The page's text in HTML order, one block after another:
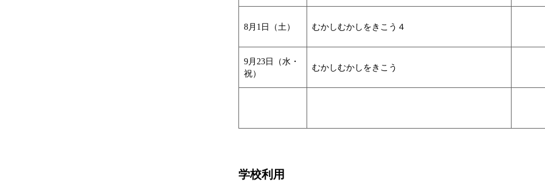
8月1日（土） むかしむかしをきこう４
9月23日（水・
祝）
むかしむかしをきこう
学校利用